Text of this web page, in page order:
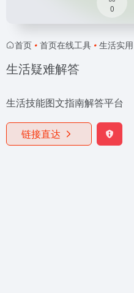
0
首页 • 首页在线工具 • 生活实用
生活疑难解答
生活技能图文指南解答平台
链接直达